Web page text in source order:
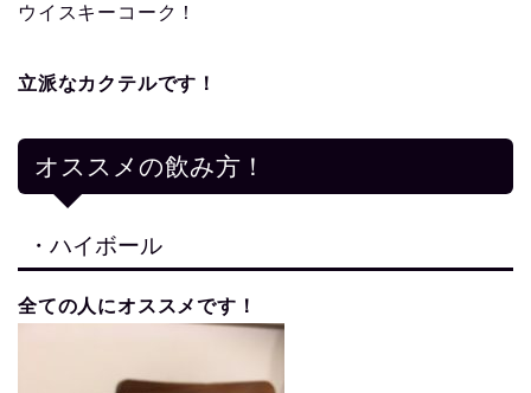
ウイスキーコーク！
立派なカクテルです！
オススメの飲み方！
・ハイボール
全ての人にオススメです！